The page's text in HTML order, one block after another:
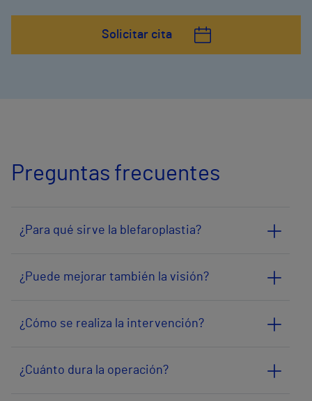
Solicitar cita
Preguntas frecuentes
¿Para qué sirve la blefaroplastia?
¿Puede mejorar también la visión?
¿Cómo se realiza la intervención?
¿Cuánto dura la operación?